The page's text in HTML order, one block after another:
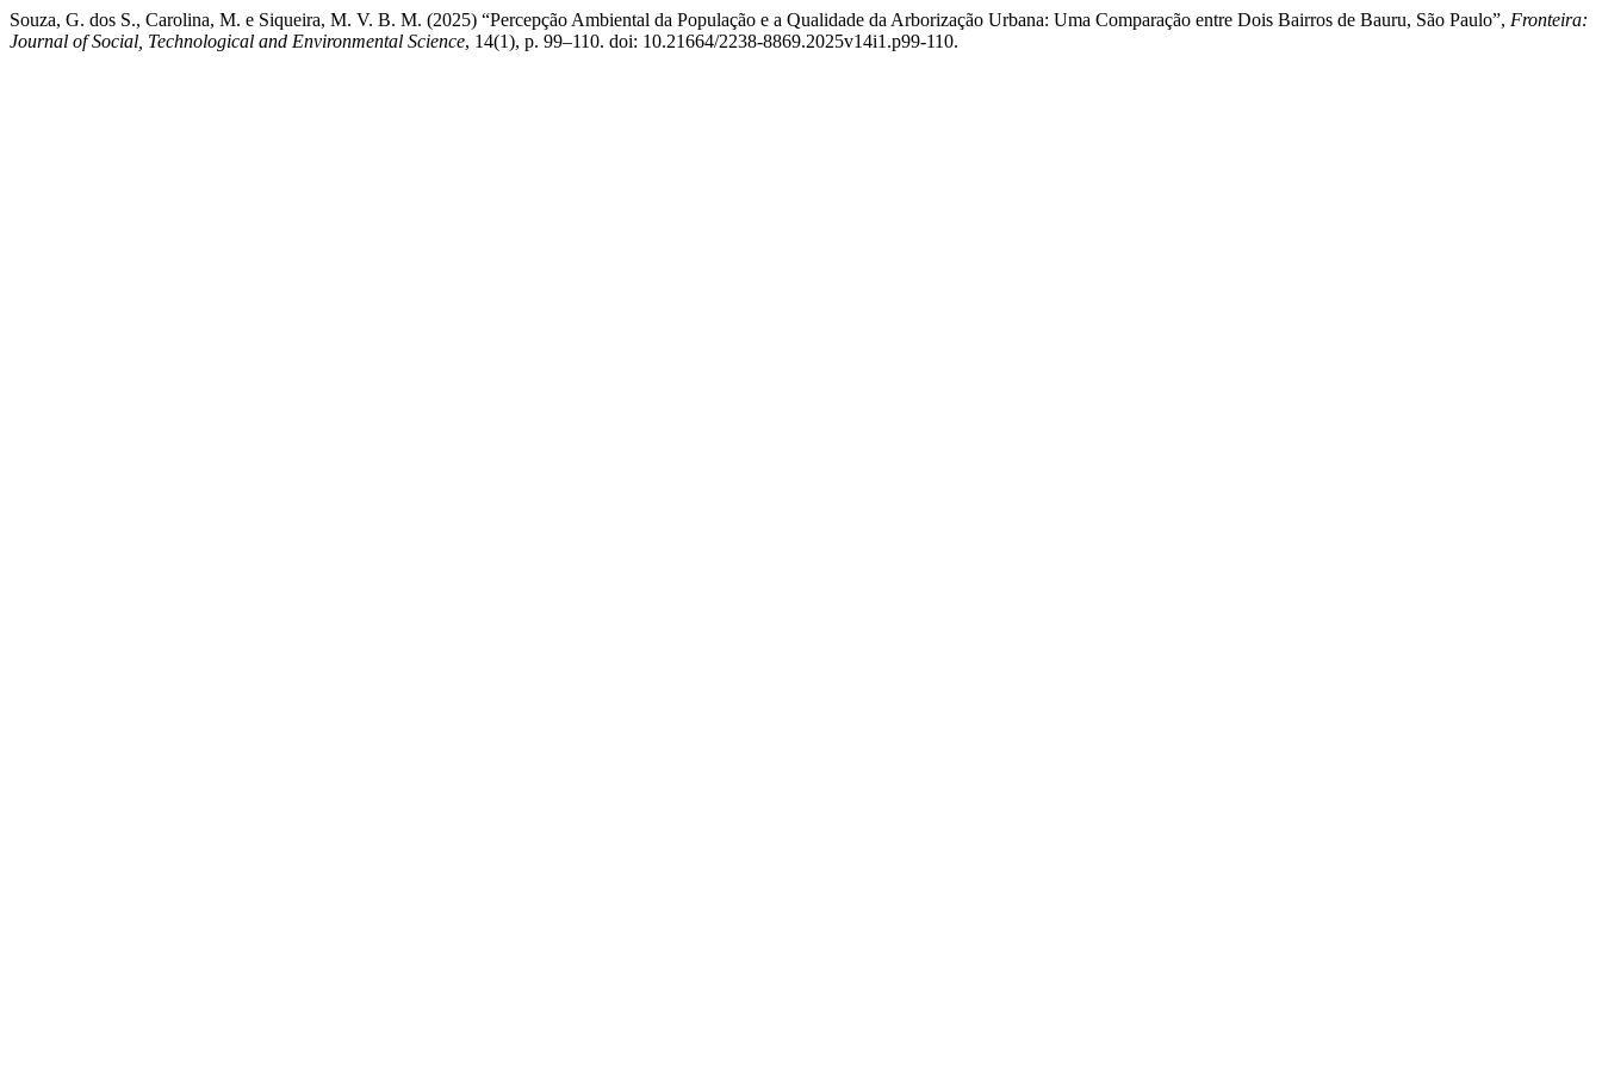
Souza, G. dos S., Carolina, M. e Siqueira, M. V. B. M. (2025) “Percepção Ambiental da População e a Qualidade da Arborização Urbana: Uma Comparação entre Dois Bairros de Bauru, São Paulo”, Fronteira:
Journal of Social, Technological and Environmental Science, 14(1), p. 99–110. doi: 10.21664/2238-8869.2025v14i1.p99-110.